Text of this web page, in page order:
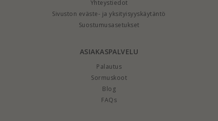
Yhteystiedot
Sivuston eväste- ja yksityisyyskäytäntö
Suostumusasetukset
ASIAKASPALVELU
Palautus
Sormuskoot
Blog
FAQs